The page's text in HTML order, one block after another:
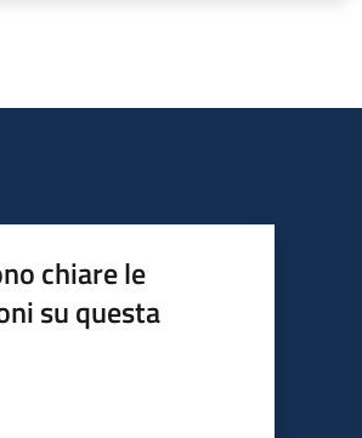
chiare le
su questa